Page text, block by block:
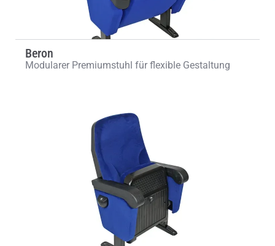
Beron
Modularer Premiumstuhl für flexible Gestaltung